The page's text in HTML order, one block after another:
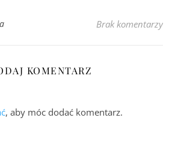
Brak komentarzy
KOMENTARZ
, aby móc dodać komentarz.